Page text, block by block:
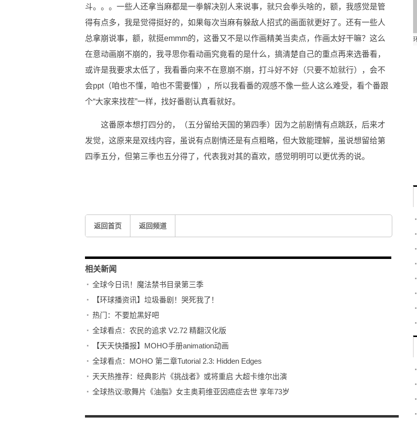
斗。。。一些人还拿当麻都是一拳解决别人来说事，就只会拳头啥的，额，我感觉是管
得有点多，我是觉得挺好的，如果每次当麻有躲敌人招式的画面就更好了。还有一些人
总拿崩说事，额，就挺emmm的，这番又不是以作画精美当卖点，作画太好干嘛？这么
在意动画崩不崩的，我寻思你看动画究竟看的是什么，搞清楚自己的重点再来选番看，
或许是我要求太低了，我看番向来不在意崩不崩，打斗好不好（只要不尬就行），会不
会ppt（咱也不懂，咱也不需要懂），所以我看番的观感不像一些人这么难受，看个番跟
个“大家来找茬”一样，找好番剧认真看就好。
这番原本想打四分的，（五分留给天国的第四季）因为之前剧情有点跳跃，后来才
发觉，这原来是双线内容，虽说有点剧情还是有点粗略，但大致能理解，虽说想留给第
四季五分，但第三季也五分得了，代表我对其的喜欢，感觉明明可以更优秀的说。
返回首页 返回频道
相关新闻
全球今日讯！魔法禁书目录第三季
【环球播资讯】垃圾番剧！哭死我了！
热门：不要尬黑好吧
全球看点：农民的追求 V2.72 精翻汉化版
【天天快播报】MOHO手册animation动画
全球看点：MOHO 第二章Tutorial 2.3: Hidden Edges
天天热推荐：经典影片《挑战者》或将重启 大超卡维尔出演
全球热议:歌舞片《油脂》女主奥莉维亚因癌症去世 享年73岁